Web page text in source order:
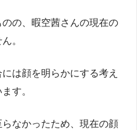
の、暇空茜さんの現在の
。
は顔を明らかにする考え
す。
なかったため、現在の顔